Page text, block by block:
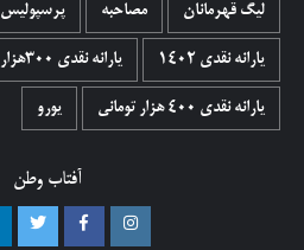
لیگ قهرمانان مصاحبه پرسپولیس
یارانه نقدی 1402 یارانه نقدی ۳۰۰هزار تومانی
یارانه نقدی ۴۰۰ هزار تومانی یورو
آفتاب وطن
اینستاگرام فیسبوک توییتر